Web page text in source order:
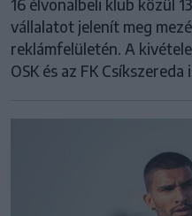
16 élvonalbeli klub közül
vállalatot jelenít meg
reklámfelületén. A
OSK és az FK Csíkszereda